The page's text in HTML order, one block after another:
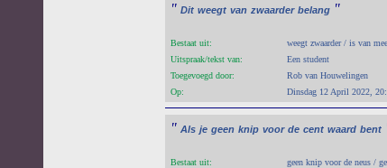
" Dit weegt van zwaarder belang "
Bestaat uit:
weegt zwaarder / is van
Uitspraak/tekst van:
Een student
Toegevoegd door:
Rob van Houwelingen
Op:
Dinsdag 12 April 2022,
" Als je geen knip voor de cent waard bent
Bestaat uit:
geen knip voor de neus /